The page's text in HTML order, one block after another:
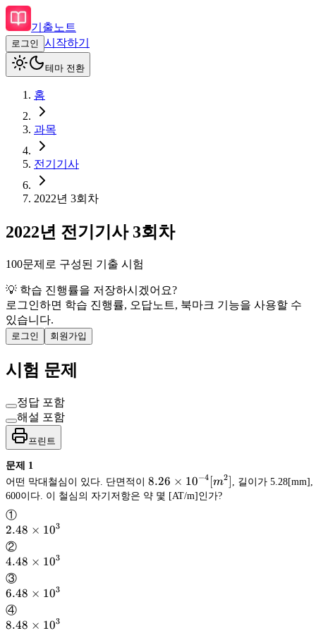
기출노트
로그인 시작하기
테마 전환
홈
과목
전기기사
2022년 3회차
2022년 전기기사 3회차
100문제로 구성된 기출 시험
💡 학습 진행률을 저장하시겠어요?
로그인하면 학습 진행률, 오답노트, 북마크 기능을 사용할 수
있습니다.
로그인 회원가입
시험 문제
정답 포함
해설 포함
프린트
문제 1
어떤 막대철심이 있다. 단면적이 8.26×10^{-4}
[m^2]
8.26 × 10−4 [m2]
, 길이가
600이다. 이 철심의 자기저항은 약 몇 [AT/m]인가?
①
2.48
\times
10^3
2.48 × 103
②
4.48
\times
10^3
4.48 × 103
③
6.48
\times
10^3
6.48 × 103
④
8.48
8.48 × 103